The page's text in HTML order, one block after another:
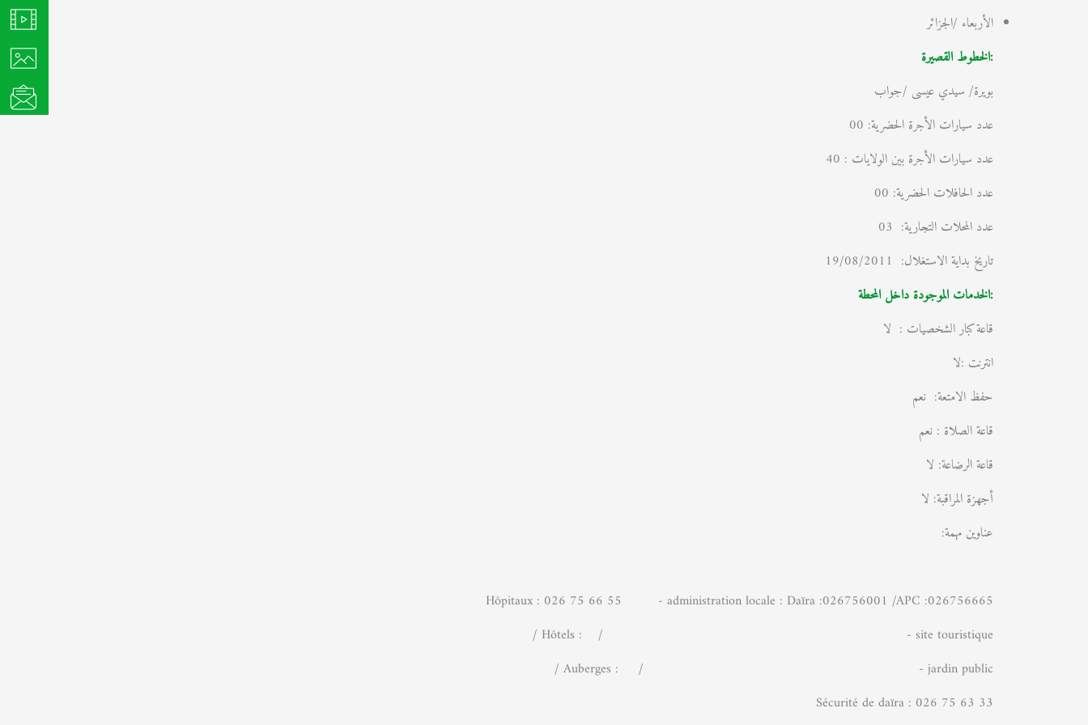
الأربعاء /الجزائر
:الخطوط القصيرة
بويرة/ سيدي عيسى /جواب
عدد سيارات الأجرة الحضرية: 00
عدد سيارات الأجرة بين الولايات : 40
عدد الحافلات الحضرية: 00
عدد المحلات التجارية: 03
تاريخ بداية الاستغلال: 19/08/2011
:الخدمات الموجودة داخل المحطة
قاعة كبار الشخصيات : لا
انترنت :لا
حفظ الامتعة: نعم
قاعة الصلاة : نعم
قاعة الرضاعة: لا
أجهزة المراقبة: لا
عناوين مهمة:
Hôpitaux : 026 75 66 55 - administration locale : Daïra :026756001 /APC :026756665
Hôtels : / - site touristique /
Auberges : / - jardin public /
Sécurité de daïra : 026 75 63 33